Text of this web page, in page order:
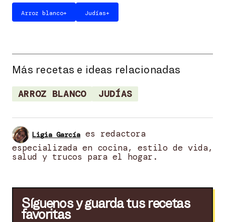
Arroz blanco+ Judías+
Más recetas e ideas relacionadas
ARROZ BLANCO JUDÍAS
Ligia García es redactora
especializada en cocina, estilo de vida,
salud y trucos para el hogar.
Síguenos y guarda tus recetas
favoritas